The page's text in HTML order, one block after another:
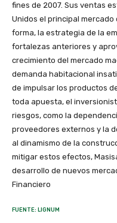
fines de 2007. Sus ventas
Unidos el principal mercado
forma, la estrategia de la
fortalezas anteriores y
crecimiento del mercado
demanda habitacional
de impulsar los productos
toda apuesta, el
riesgos, como la
proveedores externos y la
al dinamismo de la
mitigar estos efectos,
desarrollo de nuevos
Financiero
FUENTE: LIGNUM